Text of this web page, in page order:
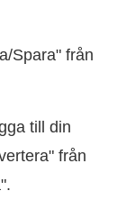
Spara" från
till din
från